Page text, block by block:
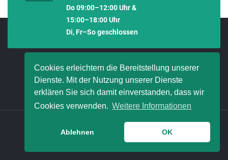
Cookies erleichtern die Bereitstellung unserer
Dienste. Mit der Nutzung unserer Dienste
erklären Sie sich damit einverstanden, dass wir
Cookies verwenden. Weitere Informationen
Ablehnen OK
Do 09:00–12:00 Uhr &
15:00–18:00 Uhr
Di, Fr–So geschlossen
© 2021 HanseMerkur Bielefeld - Paul Fierek
IMPRESSUM DATENSCHUTZ